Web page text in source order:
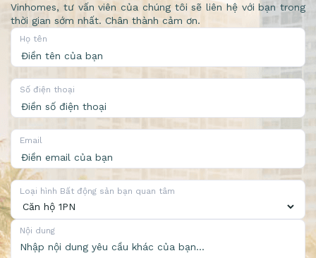
Vinhomes, tư vấn viên của chúng tôi sẽ liên hệ với bạn trong
thời gian sớm nhất. Chân thành cảm ơn.
Họ tên
Số điện thoại
Email
Loại hình Bất động sản bạn quan tâm
Nội dung